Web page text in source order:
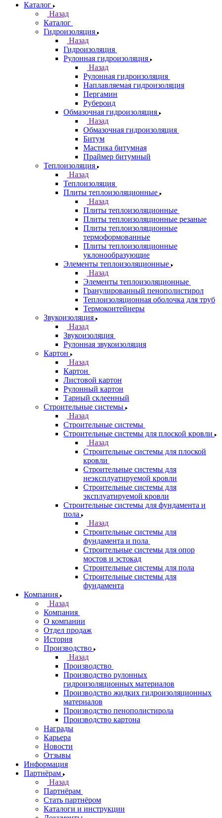
Каталог
Назад
Каталог
Гидроизоляция
Назад
Гидроизоляция
Рулонная гидроизоляция
Назад
Рулонная гидроизоляция
Наплавляемая гидроизоляция
Пергамин
Рубероид
Обмазочная гидроизоляция
Назад
Обмазочная гидроизоляция
Битум
Мастика битумная
Праймер битумный
Теплоизоляция
Назад
Теплоизоляция
Плиты теплоизоляционные
Назад
Плиты теплоизоляционные
Плиты теплоизоляционные резаные
Плиты теплоизоляционные
термоформованные
Плиты теплоизоляционные
уклонообразующие
Элементы теплоизоляционные
Назад
Элементы теплоизоляционные
Гранулированный пенополистирол
Теплоизоляционная оболочка для труб
Термоконтейнеры
Звукоизоляция
Назад
Звукоизоляция
Рулонная звукоизоляция
Картон
Назад
Картон
Листовой картон
Рулонный картон
Тарный склеенный
Строительные системы
Назад
Строительные системы
Строительные системы для плоской кровли
Назад
Строительные системы для плоской
кровли
Строительные системы для
неэксплуатируемой кровли
Строительные системы для
эксплуатируемой кровли
Строительные системы для фундамента и
пола
Назад
Строительные системы для
фундамента и пола
Строительные системы для опор
мостов и эстокад
Строительные системы для пола
Строительные системы для
фундамента
Компания
Назад
Компания
О компании
Отдел продаж
История
Производство
Назад
Производство
Производство рулонных
гидроизоляционных материалов
Производство жидких гидроизоляционных
материалов
Производство пенополистирола
Производство картона
Награды
Карьера
Новости
Отзывы
Информация
Партнёрам
Назад
Партнёрам
Стать партнёром
Каталоги и инструкции